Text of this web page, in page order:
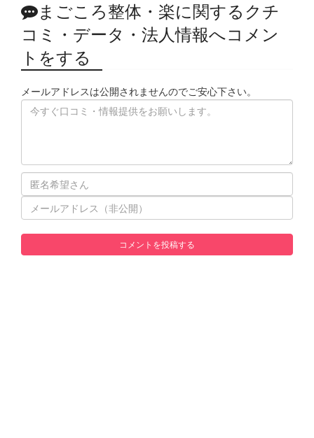
まごころ整体・楽に関するクチ
コミ・データ・法人情報へコメン
トをする
メールアドレスは公開されませんのでご安心下さい。